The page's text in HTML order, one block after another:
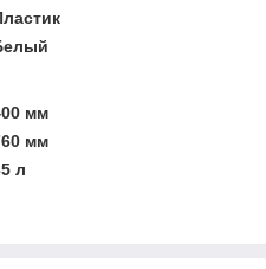
мм
мм
л